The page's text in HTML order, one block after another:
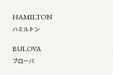
HAMILTON
ハミルトン
BULOVA
ブローバ